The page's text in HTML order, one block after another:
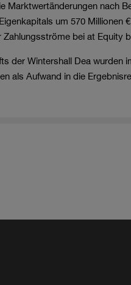
Marktwertänderungen nach
um 570 Millionen €
bei at Equity
der Wintershall Dea wurden
als Aufwand in die